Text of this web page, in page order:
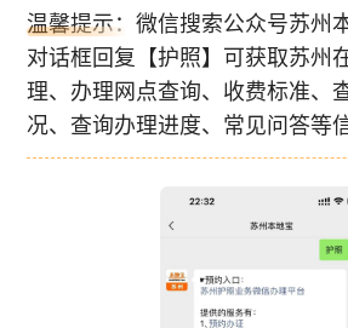
温馨提示：微信搜索公众号苏州
对话框回复【护照】可获取苏州
理、办理网点查询、收费标准、
况、查询办理进度、常见问答等信